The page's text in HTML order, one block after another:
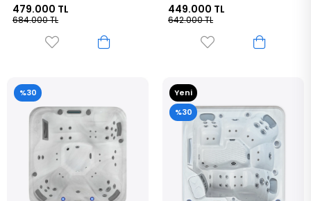
479.000 TL
684.000 TL
449.000 TL
642.000 TL
%30
Yeni
Ürün
%30